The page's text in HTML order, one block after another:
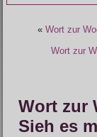
« Wort zur
Wort zur
Wort zur
Sieh es